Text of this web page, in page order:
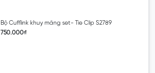
Bộ Cufflink khuy măng set- Tie Clip S2789
750.000₫